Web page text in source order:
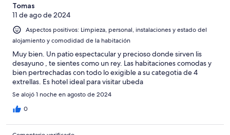
Tomas
11 de ago de 2024
Aspectos positivos: Limpieza, personal, instalaciones y estado del
alojamiento y comodidad de la habitación
Muy bien. Un patio espectacular y precioso donde sirven lis
desayuno , te sientes como un rey. Las habitaciones comodas y
bien pertrechadas con todo lo exigible a su categotia de 4
extrellas. Es hotel ideal para visitar ubeda
Se alojó 1 noche en agosto de 2024
0